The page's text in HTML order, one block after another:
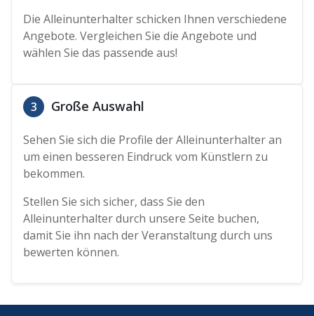
Die Alleinunterhalter schicken Ihnen verschiedene
Angebote. Vergleichen Sie die Angebote und
wählen Sie das passende aus!
3 Große Auswahl
Sehen Sie sich die Profile der Alleinunterhalter an
um einen besseren Eindruck vom Künstlern zu
bekommen.
Stellen Sie sich sicher, dass Sie den
Alleinunterhalter durch unsere Seite buchen,
damit Sie ihn nach der Veranstaltung durch uns
bewerten können.